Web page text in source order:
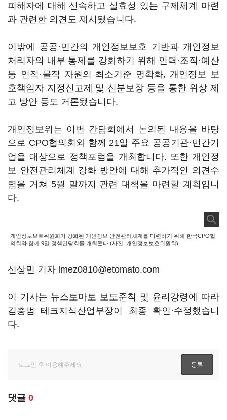
피해자에 대해 신속하고 실효성 있는 구제체계 마련
과 관련한 의견도 제시됐습니다.
이밖에 공공·민간의 개인정보보호 기반과 개인정보
처리자의 내부 통제를 강화하기 위해 인력·조직·예산
등 인적·물적 자원의 최소기준 명확화, 개인정보 보
호책임자 지정신고제 및 신분보장 등을 통한 위상 제
고 방안 등도 거론됐습니다.
개인정보위는 이번 간담회에서 논의된 내용을 바탕
으로 CPO협의회와 함께 21일 주요 공공기관·민간기
업을 대상으로 정책포럼을 개최합니다. 또한 개인정
보 안전관리체계 강화 방안에 대해 추가적인 의견수
렴을 거쳐 5월 말까지 관련 대책을 마련할 계획입니
다.
개인정보보호위원회가 강화된 개인정보 안전관리체계를 마련하기 위해 한국CPO협
의회와 함께 9일 정책간담회를 개최했다.(사진=개인정보보호위원회)
신상민 기자 lmez0810@etomato.com
이 기사는 뉴스토마토 보도준칙 및 윤리강령에 따라
김충범 테크지식산업부장이 최종 확인·수정했습니
다.
댓글 0